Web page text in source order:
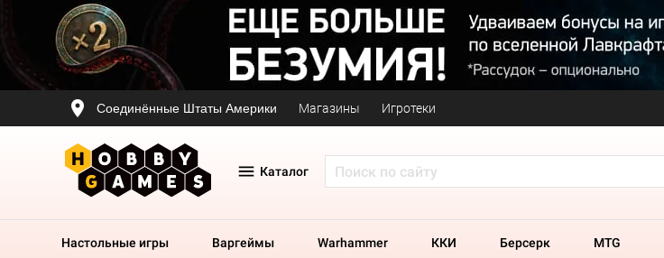
Соединённые Штаты Америки Магазины Игротеки
Каталог
Настольные игры Варгеймы Warhammer ККИ Берсерк MTG